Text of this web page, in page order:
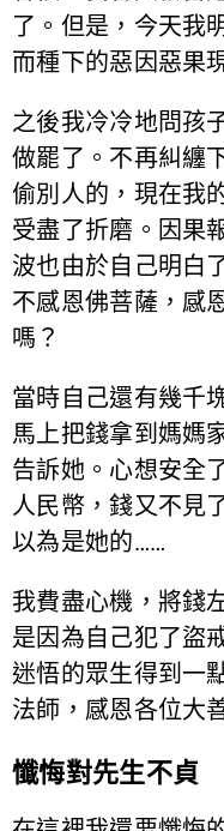
了。但是，今天我
而種下的惡因惡果
之後我冷冷地問孩
做罷了。不再糾纏
偷別人的，現在我
受盡了折磨。因果
波也由於自己明白
不感恩佛菩薩，感
嗎？
當時自己還有幾千
馬上把錢拿到媽媽
告訴她。心想安全
人民幣，錢又不見
以為是她的……
我費盡心機，將錢
是因為自己犯了盜
迷悟的眾生得到一
法師，感恩各位大
懺悔對先生不貞